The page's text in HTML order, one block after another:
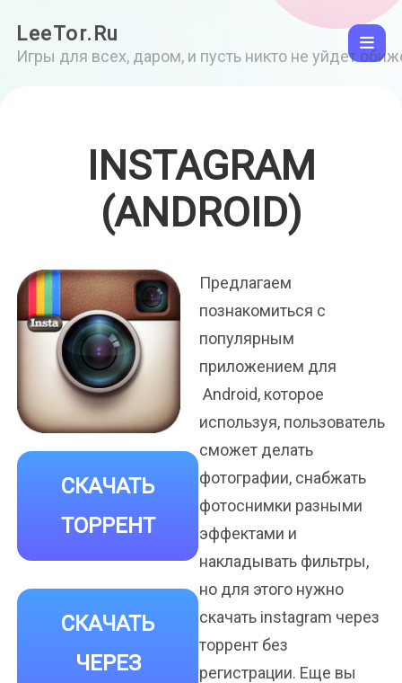
LeeTor.Ru
Игры для всех, даром, и пусть никто не уйдет
INSTAGRAM
(ANDROID)
СКАЧАТЬ
ТОРРЕНТ
СКАЧАТЬ
ЧЕРЕЗ
Предлагаем
познакомиться с
популярным
приложением для
Android, которое
используя, пользователь
сможет делать
фотографии, снабжать
фотоснимки разными
эффектами и
накладывать фильтры,
но для этого нужно
скачать instagram через
торрент без
регистрации. Еще вы